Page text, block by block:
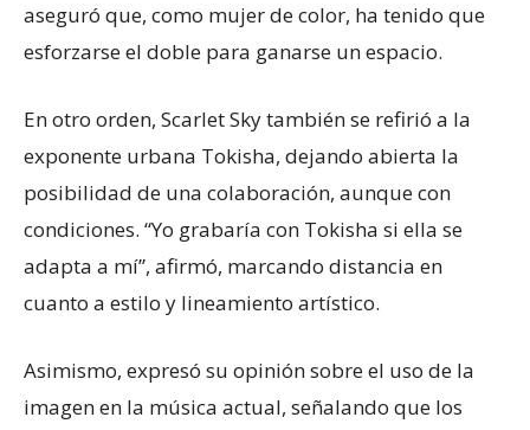
aseguró que, como mujer de color, ha tenido que
esforzarse el doble para ganarse un espacio.
En otro orden, Scarlet Sky también se refirió a la
exponente urbana Tokisha, dejando abierta la
posibilidad de una colaboración, aunque con
condiciones. “Yo grabaría con Tokisha si ella se
adapta a mí”, afirmó, marcando distancia en
cuanto a estilo y lineamiento artístico.
Asimismo, expresó su opinión sobre el uso de la
imagen en la música actual, señalando que los